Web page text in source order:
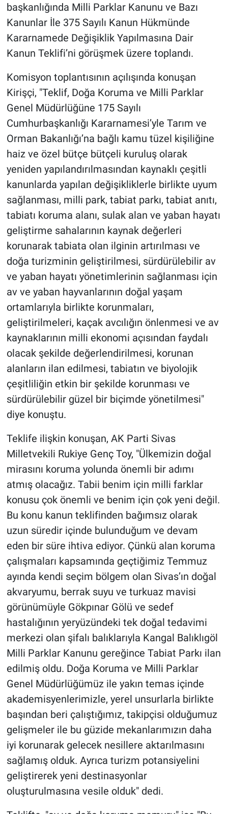
başkanlığında Milli Parklar Kanunu ve Bazı
Kanunlar İle 375 Sayılı Kanun Hükmünde
Kararnamede Değişiklik Yapılmasına Dair
Kanun Teklifi’ni görüşmek üzere toplandı.
Komisyon toplantısının açılışında konuşan
Kirişçi, "Teklif, Doğa Koruma ve Milli Parklar
Genel Müdürlüğüne 175 Sayılı
Cumhurbaşkanlığı Kararnamesi’yle Tarım ve
Orman Bakanlığı’na bağlı kamu tüzel kişiliğine
haiz ve özel bütçe bütçeli kuruluş olarak
yeniden yapılandırılmasından kaynaklı çeşitli
kanunlarda yapılan değişikliklerle birlikte uyum
sağlanması, milli park, tabiat parkı, tabiat anıtı,
tabiatı koruma alanı, sulak alan ve yaban hayatı
geliştirme sahalarının kaynak değerleri
korunarak tabiata olan ilginin artırılması ve
doğa turizminin geliştirilmesi, sürdürülebilir av
ve yaban hayatı yönetimlerinin sağlanması için
av ve yaban hayvanlarının doğal yaşam
ortamlarıyla birlikte korunmaları,
geliştirilmeleri, kaçak avcılığın önlenmesi ve av
kaynaklarının milli ekonomi açısından faydalı
olacak şekilde değerlendirilmesi, korunan
alanların ilan edilmesi, tabiatın ve biyolojik
çeşitliliğin etkin bir şekilde korunması ve
sürdürülebilir güzel bir biçimde yönetilmesi"
diye konuştu.
Teklife ilişkin konuşan, AK Parti Sivas
Milletvekili Rukiye Genç Toy, "Ülkemizin doğal
mirasını koruma yolunda önemli bir adımı
atmış olacağız. Tabii benim için milli farklar
konusu çok önemli ve benim için çok yeni değil.
Bu konu kanun teklifinden bağımsız olarak
uzun süredir içinde bulunduğum ve devam
eden bir süre ihtiva ediyor. Çünkü alan koruma
çalışmaları kapsamında geçtiğimiz Temmuz
ayında kendi seçim bölgem olan Sivas’ın doğal
akvaryumu, berrak suyu ve turkuaz mavisi
görünümüyle Gökpınar Gölü ve sedef
hastalığının yeryüzündeki tek doğal tedavimi
merkezi olan şifalı balıklarıyla Kangal Balıklıgöl
Milli Parklar Kanunu gereğince Tabiat Parkı ilan
edilmiş oldu. Doğa Koruma ve Milli Parklar
Genel Müdürlüğümüz ile yakın temas içinde
akademisyenlerimizle, yerel unsurlarla birlikte
başından beri çalıştığımız, takipçisi olduğumuz
gelişmeler ile bu güzide mekanlarımızın daha
iyi korunarak gelecek nesillere aktarılmasını
sağlamış olduk. Ayrıca turizm potansiyelini
geliştirerek yeni destinasyonlar
oluşturulmasına vesile olduk" dedi.